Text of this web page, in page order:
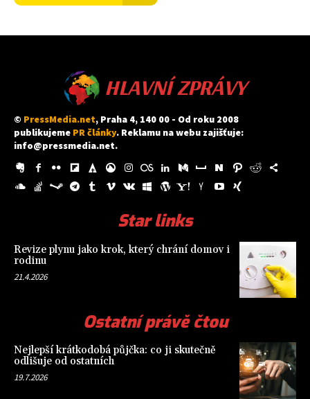
HLAVNÍ ZPRÁVY
© PressMedia.net, Praha 4, 140 00 - Od roku 2008
publikujeme PR články. Reklamu na webu zajišťuje:
info@pressmedia.net.
Star links
Revize plynu jako krok, který chrání domov i
rodinu
21.4.2026
Ostatní právě čtou
Nejlepší krátkodobá půjčka: co ji skutečně
odlišuje od ostatních
19.7.2026